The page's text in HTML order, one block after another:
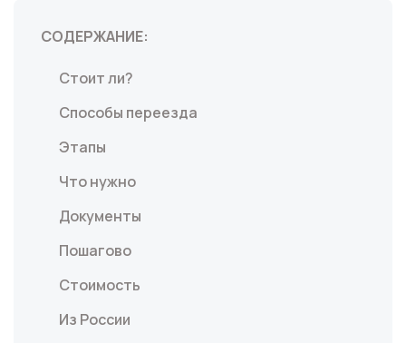
СОДЕРЖАНИЕ:
Стоит ли?
Способы переезда
Этапы
Что нужно
Документы
Пошагово
Стоимость
Из России